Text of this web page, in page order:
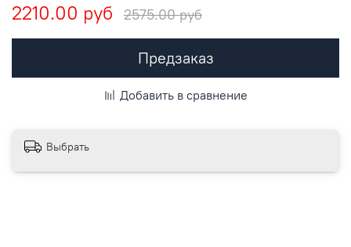
2210.00 руб
2575.00 руб
Предзаказ
Добавить в сравнение
Выбрать